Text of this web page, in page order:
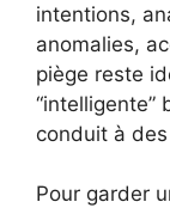
intentions,
anomalies,
piège reste
“intelligente”
conduit à
Pour garder